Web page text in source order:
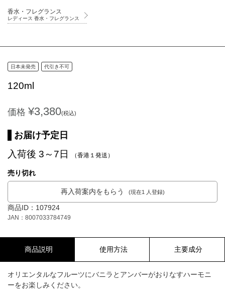
香水・フレグランス
レディース 香水・フレグランス
日本未発売 代引き不可
120ml
価格 ¥3,380(税込)
お届け予定日
入荷後 3～7日 （香港１発送）
売り切れ
再入荷案内をもらう (現在1 人登録)
商品ID：107924
JAN：8007033784749
商品説明 使用方法 主要成分
オリエンタルなフルーツにバニラとアンバーがおりなすハーモニ
ーをお楽しみください。